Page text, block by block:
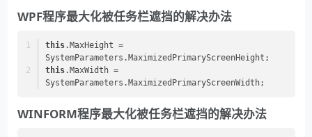
WPF程序最大化被任务栏遮挡的解决办法
this.MaxHeight =
SystemParameters.MaximizedPrimaryScreenHeight;
this.MaxWidth =
SystemParameters.MaximizedPrimaryScreenWidth;
WINFORM程序最大化被任务栏遮挡的解决办法